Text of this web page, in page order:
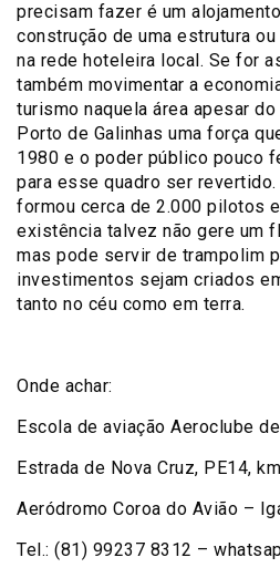
precisam fazer é um
construção de uma estrutura
na rede hoteleira local. Se for
também movimentar a
turismo naquela área apesar
Porto de Galinhas uma força
1980 e o poder público pouco
para esse quadro ser revertido.
formou cerca de 2.000 pilotos
existência talvez não gere um
mas pode servir de trampolim
investimentos sejam criados
tanto no céu como em terra.
Onde achar:
Escola de aviação Aeroclube
Estrada de Nova Cruz, PE14,
Aeródromo Coroa do Avião –
Tel.: (81) 99237 8312 –